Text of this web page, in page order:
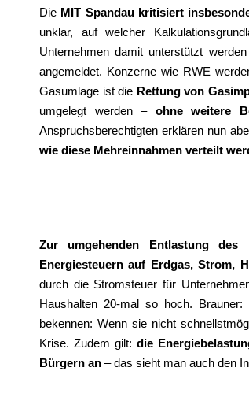
Die MIT Spandau kritisiert
unklar, auf welcher
Unternehmen damit unterstützt
angemeldet. Konzerne wie RWE
Gasumlage ist die Rettung von
umgelegt werden – ohne weitere
Anspruchsberechtigten erklären nun
wie diese Mehreinnahmen verteilt
Zur umgehenden Entlastung
Energiesteuern auf Erdgas, Strom,
durch die Stromsteuer für
Haushalten 20-mal so hoch.
bekennen: Wenn sie nicht
Krise. Zudem gilt:die
Bürgern an – das sieht man auch den